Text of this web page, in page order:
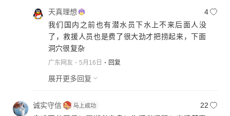
天真理想
4
我们国内之前也有潜水员下水上不来后面人没
了，救援人员也是费了很大劲才把捞起来，下面
洞穴很复杂
广东网友 5月16日 回复
展开更多回复
诚实守信
22